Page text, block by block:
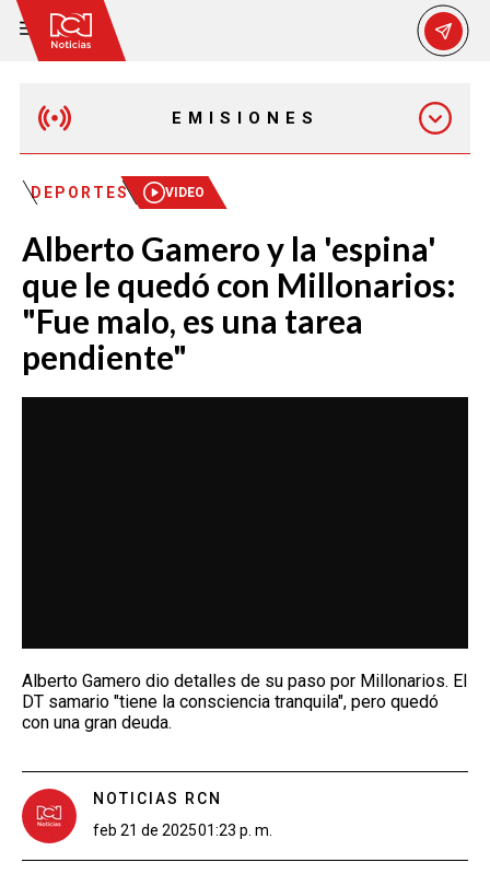
EMISIONES
MAÑANA EXPRESS
EMISIÓN 12:30 PM
EMISIÓN 7:00 PM
EMISIÓN 11:30 PM
DEPORTES VIDEO
Alberto Gamero y la 'espina'
que le quedó con Millonarios:
"Fue malo, es una tarea
pendiente"
Alberto Gamero dio detalles de su paso por Millonarios. El
DT samario "tiene la consciencia tranquila", pero quedó
con una gran deuda.
NOTICIAS RCN
feb 21 de 202501:23 p. m.